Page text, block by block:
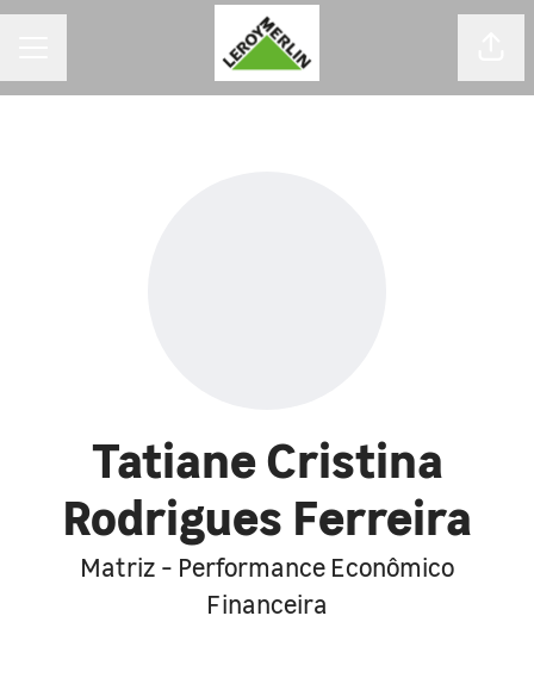
Tatiane Cristina
Rodrigues Ferreira
Matriz - Performance Econômico
Financeira